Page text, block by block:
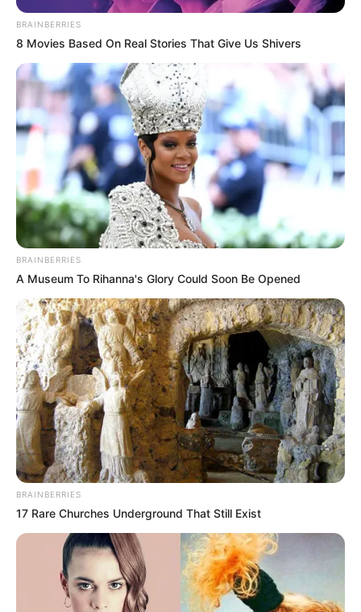
BRAINBERRIES
8 Movies Based On Real Stories That Give Us Shivers
BRAINBERRIES
A Museum To Rihanna's Glory Could Soon Be Opened
BRAINBERRIES
17 Rare Churches Underground That Still Exist